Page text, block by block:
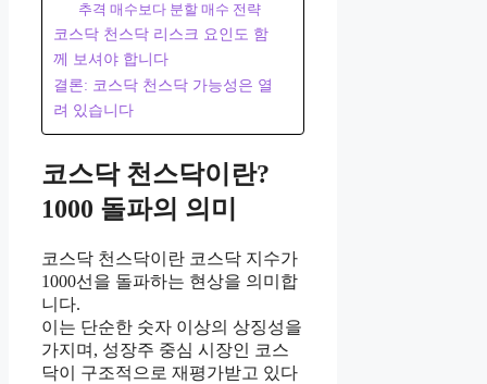
추격 매수보다 분할 매수 전략
코스닥 천스닥 리스크 요인도 함
께 보셔야 합니다
결론: 코스닥 천스닥 가능성은 열
려 있습니다
코스닥 천스닥이란?
1000 돌파의 의미
코스닥 천스닥이란 코스닥 지수가
1000선을 돌파하는 현상을 의미합
니다.
이는 단순한 숫자 이상의 상징성을
가지며, 성장주 중심 시장인 코스
닥이 구조적으로 재평가받고 있다